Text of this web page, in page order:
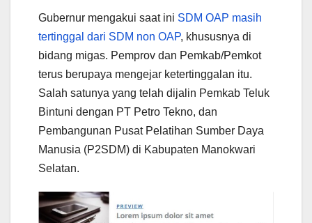
Gubernur mengakui saat ini SDM OAP masih
tertinggal dari SDM non OAP, khususnya di
bidang migas. Pemprov dan Pemkab/Pemkot
terus berupaya mengejar ketertinggalan itu.
Salah satunya yang telah dijalin Pemkab Teluk
Bintuni dengan PT Petro Tekno, dan
Pembangunan Pusat Pelatihan Sumber Daya
Manusia (P2SDM) di Kabupaten Manokwari
Selatan.